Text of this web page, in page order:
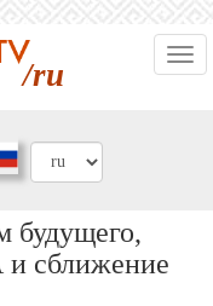
/ru
будущего,
сближение